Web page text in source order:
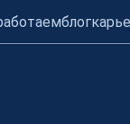
блог